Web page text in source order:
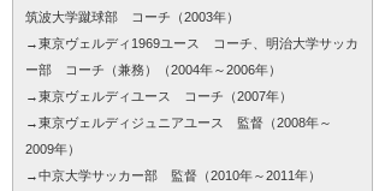
筑波大学蹴球部 コーチ（2003年）
→東京ヴェルディ1969ユース コーチ、明治大学サッカ
ー部 コーチ（兼務）（2004年～2006年）
→東京ヴェルディユース コーチ（2007年）
→東京ヴェルディジュニアユース 監督（2008年～
2009年）
→中京大学サッカー部 監督（2010年～2011年）